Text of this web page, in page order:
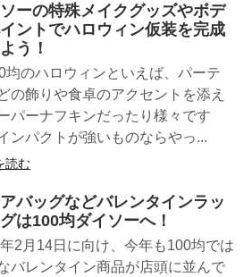
ーの特殊メイクグッズやボデ
ントでハロウィン仮装を完成
う！
均のハロウィンといえば、パーテ
の飾りや食卓のアクセントを添え
パーナフキンだったり様々です
ンパクトが強いものならやっ...
読む
バッグなどバレンタインラッ
は100均ダイソーへ！
2月14日に向け、今年も100均では
バレンタイン商品が店頭に並んで